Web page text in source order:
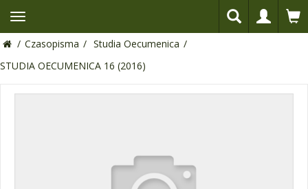
/ Czasopisma / Studia Oecumenica /
STUDIA OECUMENICA 16 (2016)